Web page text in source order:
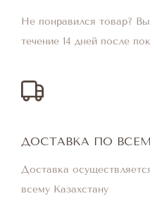
Не понравился товар?
течение 14 дней после
ДОСТАВКА ПО
Доставка
всему Казахстану